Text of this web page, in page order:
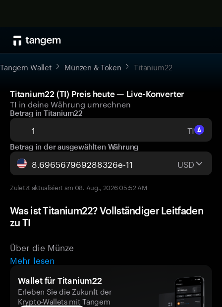
Tangem Wallet Münzen & Token Titanium22
Titanium22 (TI) Preis heute — Live-Konverter
TI in deine Währung umrechnen
Betrag in Titanium22
TI
Betrag in der ausgewählten Währung
USD
Zuletzt aktualisiert am 08. Aug., 2026 05:52 AM
Was ist Titanium22? Vollständiger Leitfaden
zu TI
Über die Münze
Mehr lesen
Wallet für Titanium22
Erleben Sie die Zukunft der
Krypto-Wallets mit Tangem